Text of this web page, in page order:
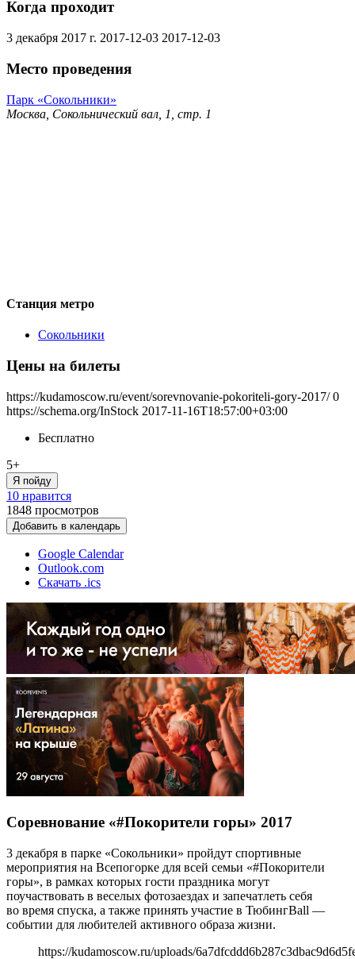
Когда проходит
3 декабря 2017 г. 2017-12-03 2017-12-03
Место проведения
Парк «Сокольники»
Москва, Сокольнический вал, 1, стр. 1
Станция метро
Сокольники
Цены на билеты
https://kudamoscow.ru/event/sorevnovanie-pokoriteli-gory-2017/ 0
https://schema.org/InStock 2017-11-16T18:57:00+03:00
Бесплатно
5+
Я пойду
10 нравится
1848 просмотров
Добавить в календарь
Google Calendar
Outlook.com
Скачать .ics
Соревнование «#Покорители горы» 2017
3 декабря в парке «Сокольники» пройдут спортивные
мероприятия на Всепогорке для всей семьи «#Покорители
горы», в рамках которых гости праздника могут
поучаствовать в веселых фотозаездах и запечатлеть себя
во время спуска, а также принять участие в ТюбингBall —
событии для любителей активного образа жизни.
https://kudamoscow.ru/uploads/